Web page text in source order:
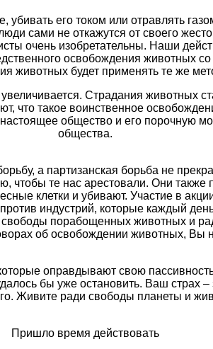
убивать его током или отравлять
сами не откажутся от своего
очень изобретательны. Наши
освобождения
животных будет применять те же
Страдания животных
что такое воинственное
общество и его порочную
общества.
а партизанская борьба не
чтобы те нас арестовали. Они
клетки и убивают. Участие в
индустрий, которые каждый
порабощенных животных и
об освобождении животных, Вы
оправдывают свою
бы уже остановить. Ваш страх
Живите ради свободы планеты и
Пришло время действовать